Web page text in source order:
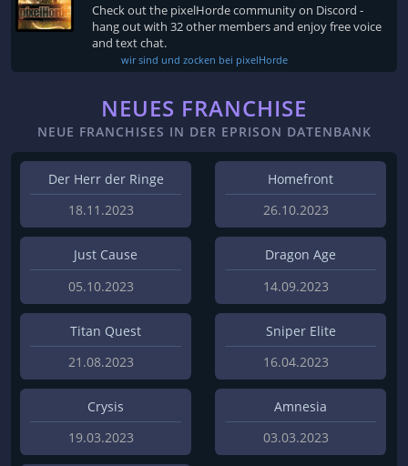
Check out the pixelHorde community on Discord -
hang out with 32 other members and enjoy free voice
and text chat.
wir sind und zocken bei pixelHorde
NEUES FRANCHISE
NEUE FRANCHISES IN DER EPRISON DATENBANK
Der Herr der Ringe
18.11.2023
Homefront
26.10.2023
Just Cause
05.10.2023
Dragon Age
14.09.2023
Titan Quest
21.08.2023
Sniper Elite
16.04.2023
Crysis
19.03.2023
Amnesia
03.03.2023